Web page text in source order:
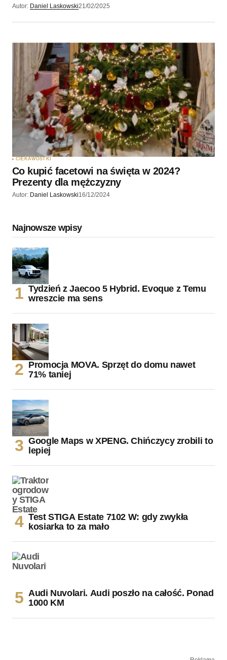
Autor: Daniel Laskowski21/02/2025
CIEKAWOSTKI
Co kupić facetowi na święta w 2024?
Prezenty dla mężczyzny
Autor: Daniel Laskowski16/12/2024
Najnowsze wpisy
Tydzień z Jaecoo 5 Hybrid. Evoque z Temu
wreszcie ma sens
Promocja MOVA. Sprzęt do domu nawet
71% taniej
Google Maps w XPENG. Chińczycy zrobili to
lepiej
Test STIGA Estate 7102 W: gdy zwykła
kosiarka to za mało
Audi Nuvolari. Audi poszło na całość. Ponad
1000 KM